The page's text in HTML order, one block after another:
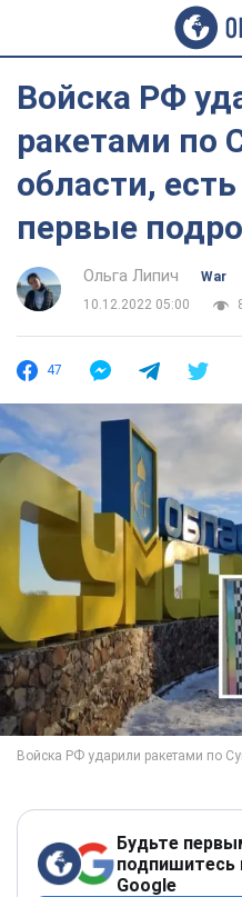
Войска РФ
ракетами по
области,
первые
Ольга Липич
War
10.12.2022 05:00
47
Будьте
подпишитесь
Google